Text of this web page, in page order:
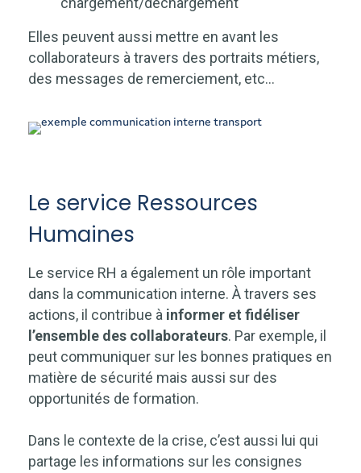
Elles peuvent aussi mettre en avant les
collaborateurs à travers des portraits métiers,
des messages de remerciement, etc…
Le service Ressources
Humaines
Le service RH a également un rôle important
dans la communication interne. À travers ses
actions, il contribue à informer et fidéliser
l’ensemble des collaborateurs. Par exemple, il
peut communiquer sur les bonnes pratiques en
matière de sécurité mais aussi sur des
opportunités de formation.
Dans le contexte de la crise, c’est aussi lui qui
partage les informations sur les consignes